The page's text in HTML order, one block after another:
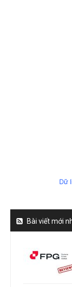
Dữ
Bài viết mới